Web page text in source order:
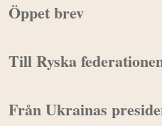
Öppet brev
Till Ryska
Från Ukrainas